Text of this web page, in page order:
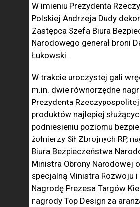
W imieniu Prezydenta
Polskiej Andrzeja Dudy
Zastępca Szefa Biura
Narodowego generał broni
Łukowski.
W trakcie uroczystej gali
m.in. dwie równorzędne
Prezydenta
produktów najlepiej
podniesieniu poziomu
żołnierzy Sił Zbrojnych RP,
Biura Bezpieczeństwa
Ministra Obrony Narodowej
specjalną Ministra Rozwoju i
Nagrodę Prezesa Targów
nagrody Top Design za